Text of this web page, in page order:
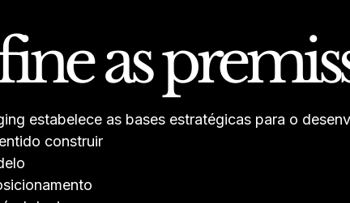
as
estabelece as bases estratégicas para o
construir